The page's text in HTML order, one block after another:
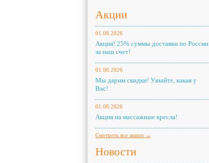
Акции
01.08.2026
Акция! 25% суммы доставки по России
за наш счет!
01.08.2026
Мы дарим скидки! Узнайте, какая у
Вас!
01.08.2026
Акция на массажные кресла!
Смотреть все акции →
Новости